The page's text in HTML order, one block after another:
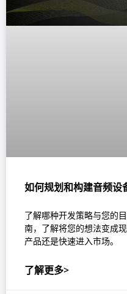
如何规划和构建音频设
了解哪种开发策略与您的
南，了解将您的想法变成
产品还是快速进入市场。
了解更多>